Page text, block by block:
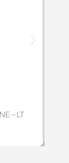
– LT